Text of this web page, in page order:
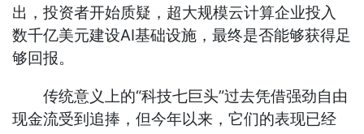
出，投资者开始质疑，超大规模云计算企业投入
数千亿美元建设AI基础设施，最终是否能够获得足
够回报。
传统意义上的“科技七巨头”过去凭借强劲自由
现金流受到追捧，但今年以来，它们的表现已经